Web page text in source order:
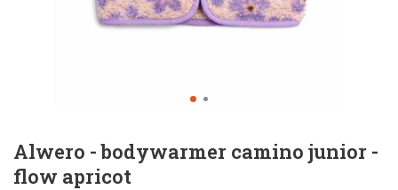
Alwero - bodywarmer camino junior -
flow apricot